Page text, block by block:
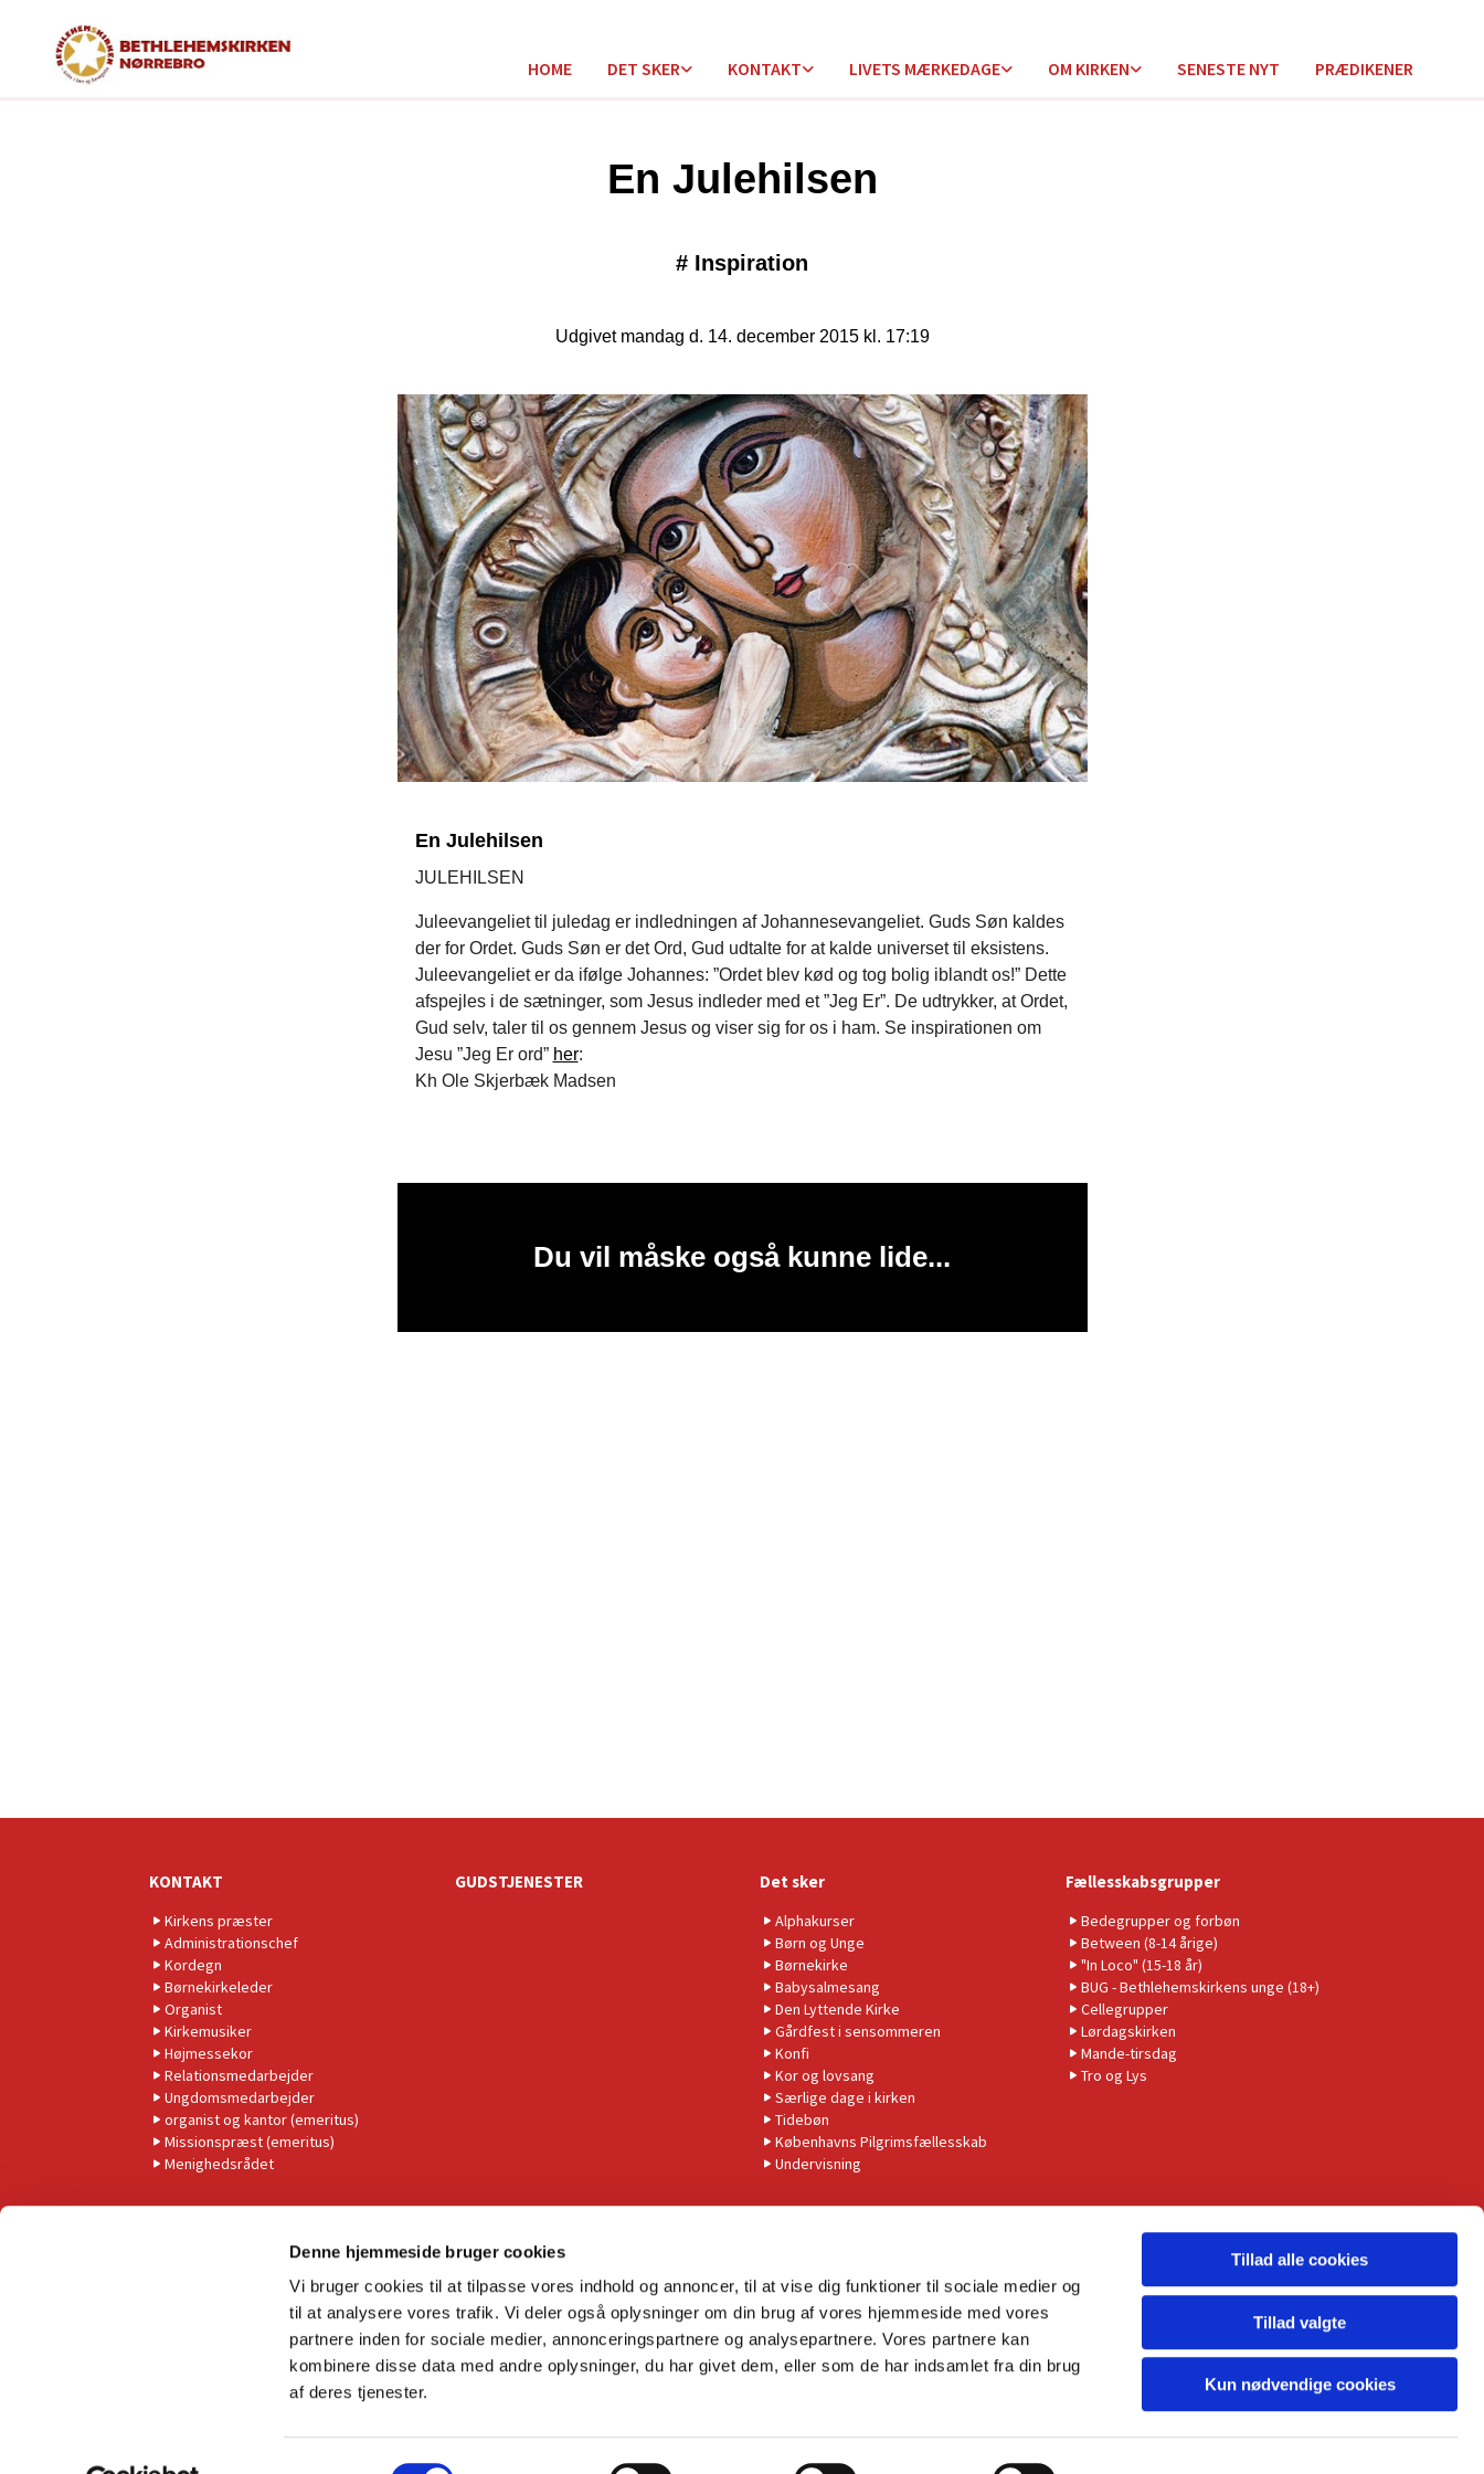
Denne hjemmeside bruger cookies
Vi bruger cookies til at tilpasse vores indhold og annoncer, til at vise dig funktioner til sociale medier og
til at analysere vores trafik. Vi deler også oplysninger om din brug af vores hjemmeside med vores
partnere inden for sociale medier, annonceringspartnere og analysepartnere. Vores partnere kan
kombinere disse data med andre oplysninger, du har givet dem, eller som de har indsamlet fra din brug
af deres tjenester.
Tillad alle cookies
Tillad valgte
Kun nødvendige cookies
HOME DET SKER KONTAKT LIVETS MÆRKEDAGE OM KIRKEN SENESTE NYT PRÆDIKENER
En Julehilsen
# Inspiration
Udgivet mandag d. 14. december 2015 kl. 17:19
En Julehilsen
JULEHILSEN
Juleevangeliet til juledag er indledningen af Johannesevangeliet. Guds Søn kaldes
der for Ordet. Guds Søn er det Ord, Gud udtalte for at kalde universet til eksistens.
Juleevangeliet er da ifølge Johannes: ”Ordet blev kød og tog bolig iblandt os!” Dette
afspejles i de sætninger, som Jesus indleder med et ”Jeg Er”. De udtrykker, at Ordet,
Gud selv, taler til os gennem Jesus og viser sig for os i ham. Se inspirationen om
Jesu ”Jeg Er ord” her:
Kh Ole Skjerbæk Madsen
Du vil måske også kunne lide...
KONTAKT
Kirkens præster
Administrationschef
Kordegn
Børnekirkeleder
Organist
Kirkemusiker
Højmessekor
Relationsmedarbejder
Ungdomsmedarbejder
organist og kantor (emeritus)
Missionspræst (emeritus)
Menighedsrådet
GUDSTJENESTER Det sker
Alphakurser
Børn og Unge
Børnekirke
Babysalmesang
Den Lyttende Kirke
Gårdfest i sensommeren
Konfi
Kor og lovsang
Særlige dage i kirken
Tidebøn
Københavns Pilgrimsfællesskab
Undervisning
Fællesskabsgrupper
Bedegrupper og forbøn
Between (8-14 årige)
"In Loco" (15-18 år)
BUG - Bethlehemskirkens unge (18+)
Cellegrupper
Lørdagskirken
Mande-tirsdag
Tro og Lys
Tilgængelighedserklæring